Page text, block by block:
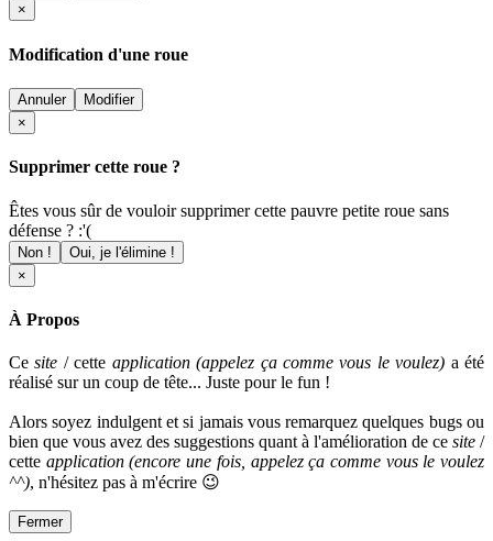
×
Modification d'une roue
Annuler
Modifier
×
Supprimer cette roue ?
Êtes vous sûr de vouloir supprimer cette pauvre petite roue sans
défense ? :'(
Non !
Oui, je l'élimine !
×
À Propos
Cesite / cette application (appelez ça comme vous le voulez) a été
réalisé sur un coup de tête... Juste pour le fun !
Alors soyez indulgent et si jamais vous remarquez quelques bugs ou
bien que vous avez des suggestions quant à l'amélioration de ce site /
cette application (encore une fois, appelez ça comme vous le voulez
^^), n'hésitez pas à m'écrire 😉
Fermer